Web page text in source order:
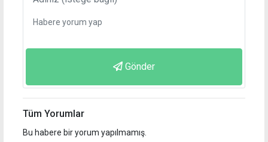
Gönder
Tüm Yorumlar
Bu habere bir yorum yapılmamış.